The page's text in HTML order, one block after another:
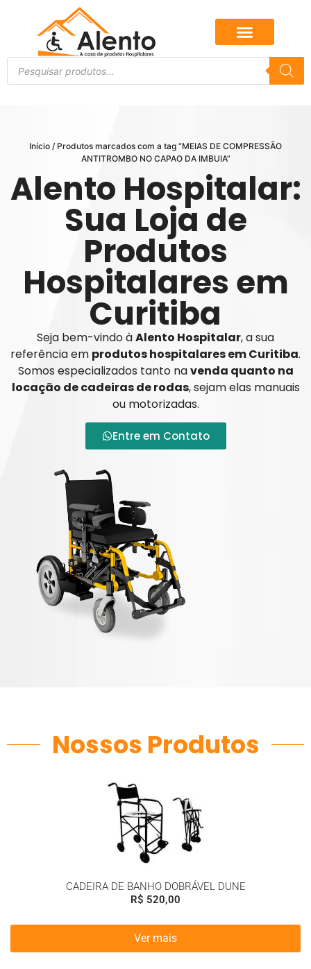
Início / Produtos marcados com a tag “MEIAS DE COMPRESSÃO
ANTITROMBO NO CAPAO DA IMBUIA”
Alento Hospitalar:
Sua Loja de
Produtos
Hospitalares em
Curitiba
Seja bem-vindo àAlento Hospitalar, a sua
referência em produtos hospitalares em Curitiba.
Somos especializados tanto navenda quanto na
locação de cadeiras de rodas, sejam elas manuais
ou motorizadas.
Entre em Contato
Nossos Produtos
CADEIRA DE BANHO DOBRÁVEL DUNE
R$ 520,00
Ver mais